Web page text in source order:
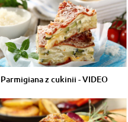
Parmigiana z cukinii - VIDEO